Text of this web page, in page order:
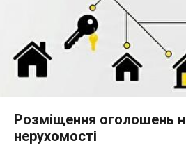
Розміщення оголошень
нерухомості